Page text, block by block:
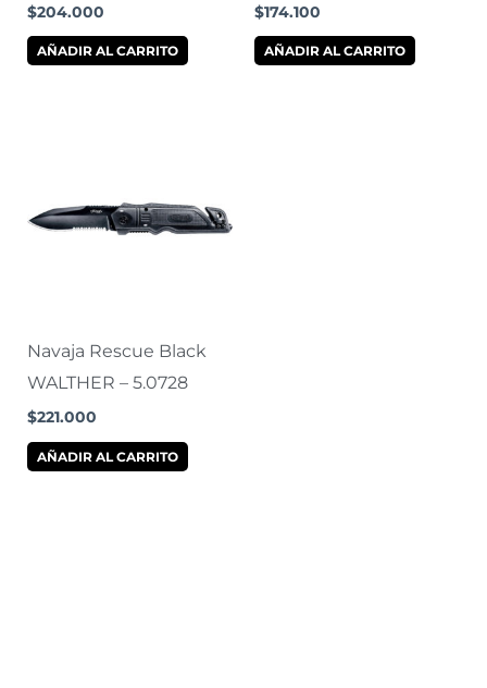
$204.000
AÑADIR AL CARRITO
$174.100
AÑADIR AL CARRITO
Navaja Rescue Black
WALTHER – 5.0728
$221.000
AÑADIR AL CARRITO